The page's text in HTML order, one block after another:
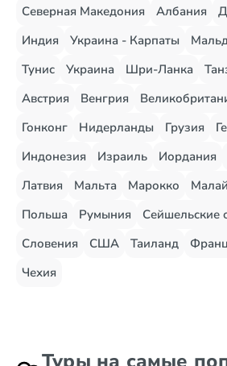
Северная Македония
Албания
Индия
Украина - Карпаты
Тунис
Украина Шри-Ланка
Австрия
Венгрия
Гонконг
Нидерланды Грузия
Индонезия
Израиль Иордания
Латвия
Мальта Марокко
Польша
Румыния Сейшельские
Словения
США Таиланд
Чехия